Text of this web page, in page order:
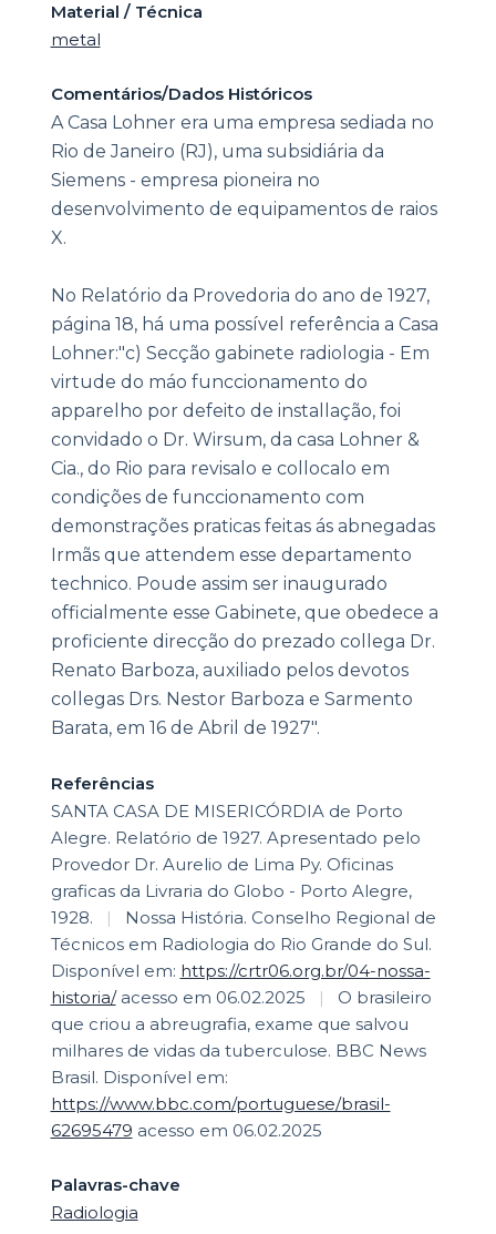
Material / Técnica
metal
Comentários/Dados Históricos
A Casa Lohner era uma empresa sediada no
Rio de Janeiro (RJ), uma subsidiária da
Siemens - empresa pioneira no
desenvolvimento de equipamentos de raios
X.
No Relatório da Provedoria do ano de 1927,
página 18, há uma possível referência a Casa
Lohner:"c) Secção gabinete radiologia - Em
virtude do máo funccionamento do
apparelho por defeito de installação, foi
convidado o Dr. Wirsum, da casa Lohner &
Cia., do Rio para revisalo e collocalo em
condições de funccionamento com
demonstrações praticas feitas ás abnegadas
Irmãs que attendem esse departamento
technico. Poude assim ser inaugurado
officialmente esse Gabinete, que obedece a
proficiente direcção do prezado collega Dr.
Renato Barboza, auxiliado pelos devotos
collegas Drs. Nestor Barboza e Sarmento
Barata, em 16 de Abril de 1927".
Referências
SANTA CASA DE MISERICÓRDIA de Porto
Alegre. Relatório de 1927. Apresentado pelo
Provedor Dr. Aurelio de Lima Py. Oficinas
graficas da Livraria do Globo - Porto Alegre,
1928.
|
Nossa História. Conselho Regional de
Técnicos em Radiologia do Rio Grande do Sul.
Disponível em: https://crtr06.org.br/04-nossa-
historia/acesso em 06.02.2025 |
O brasileiro
que criou a abreugrafia, exame que salvou
milhares de vidas da tuberculose. BBC News
Brasil. Disponível em:
https://www.bbc.com/portuguese/brasil-
62695479 acesso em 06.02.2025
Palavras-chave
Radiologia